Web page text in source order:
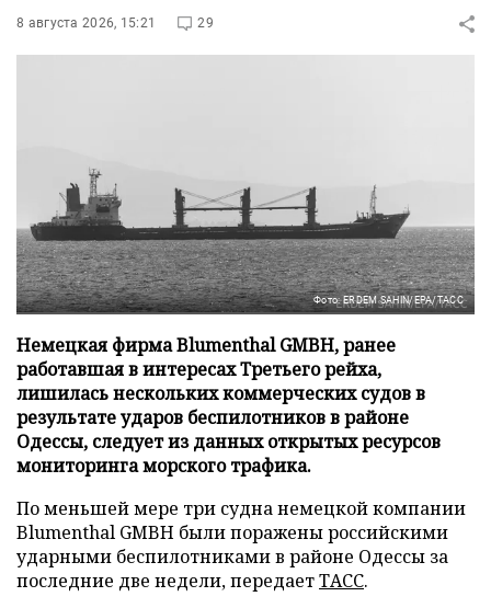
8 августа 2026, 15:21 29
Фото: ERDEM SAHIN/EPA/ТАСС
Немецкая фирма Blumenthal GMBH, ранее
работавшая в интересах Третьего рейха,
лишилась нескольких коммерческих судов в
результате ударов беспилотников в районе
Одессы, следует из данных открытых ресурсов
мониторинга морского трафика.
По меньшей мере три судна немецкой компании
Blumenthal GMBH были поражены российскими
ударными беспилотниками в районе Одессы за
последние две недели, передаетТАСС.